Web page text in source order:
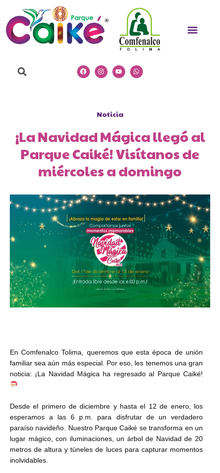
contenido
Search FacebookInstagramYoutubeWhatsapp
Noticia
¡La Navidad Mágica llegó al
Parque Caiké! Visítanos de
miércoles a domingo
En Comfenalco Tolima, queremos que esta época de unión
familiar sea aún más especial. Por eso, les tenemos una gran
noticia: ¡La Navidad Mágica ha regresado al Parque Caiké!
Desde el primero de diciembre y hasta el 12 de enero, los
esperamos a las 6 p.m. para disfrutar de un verdadero
paraíso navideño. Nuestro Parque Caiké se transforma en un
lugar mágico, con iluminaciones, un árbol de Navidad de 20
metros de altura y túneles de luces para capturar momentos
inolvidables.